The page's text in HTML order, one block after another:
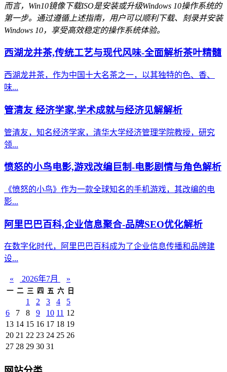
而言，Win10镜像下载ISO是安装或升级Windows 10操作系统的
第一步。通过遵循上述指南，用户可以顺利下载、刻录并安装
Windows 10，享受高效稳定的操作系统体验。
西湖龙井茶,传统工艺与现代风味-全面解析茶叶精髓
西湖龙井茶，作为中国十大名茶之一，以其独特的色、香、
味...
管清友 经济学家,学术成就与经济见解解析
管清友，知名经济学家，清华大学经济管理学院教授，研究
领...
愤怒的小鸟电影,游戏改编巨制-电影剧情与角色解析
《愤怒的小鸟》作为一款全球知名的手机游戏，其改编的电
影...
阿里巴巴百科,企业信息聚合-品牌SEO优化解析
在数字化时代，阿里巴巴百科成为了企业信息传播和品牌建
设...
« 2026年7月 »
一 二 三 四 五 六 日
1 2 3 4
5
6
7 8 9 10 11 12
13 14 15 16 17 18 19
20 21 22 23 24 25 26
27 28 29 30 31